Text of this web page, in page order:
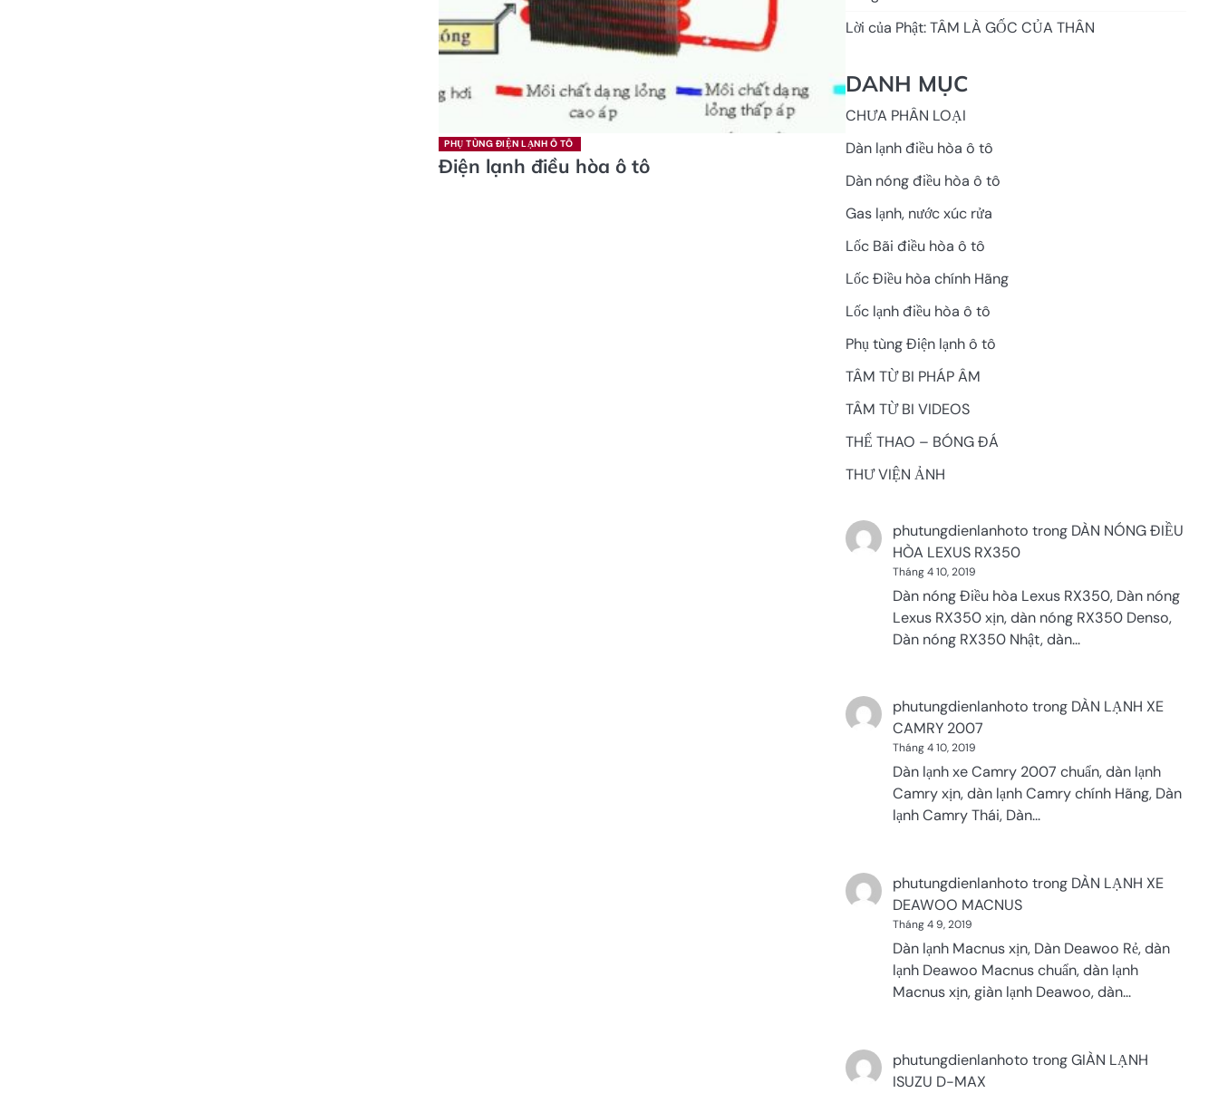
PHỤ TÙNG ĐIỆN LẠNH Ô TÔ
Điện lạnh điều hòa ô tô
Lời của Phật: TÂM LÀ GỐC CỦA THÂN
DANH MỤC
CHƯA PHÂN LOẠI
Dàn lạnh điều hòa ô tô
Dàn nóng điều hòa ô tô
Gas lạnh, nước xúc rửa
Lốc Bãi điều hòa ô tô
Lốc Điều hòa chính Hãng
Lốc lạnh điều hòa ô tô
Phụ tùng Điện lạnh ô tô
TÂM TỪ BI PHÁP ÂM
TÂM TỪ BI VIDEOS
THỂ THAO – BÓNG ĐÁ
THƯ VIỆN ẢNH
phutungdienlanhoto trong DÀN NÓNG ĐIỀU
HÒA LEXUS RX350
Tháng 4 10, 2019
Dàn nóng Điều hòa Lexus RX350, Dàn nóng
Lexus RX350 xịn, dàn nóng RX350 Denso,
Dàn nóng RX350 Nhật, dàn…
phutungdienlanhoto trong DÀN LẠNH XE
CAMRY 2007
Tháng 4 10, 2019
Dàn lạnh xe Camry 2007 chuẩn, dàn lạnh
Camry xịn, dàn lạnh Camry chính Hãng, Dàn
lạnh Camry Thái, Dàn…
phutungdienlanhoto trong DÀN LẠNH XE
DEAWOO MACNUS
Tháng 4 9, 2019
Dàn lạnh Macnus xịn, Dàn Deawoo Rẻ, dàn
lạnh Deawoo Macnus chuẩn, dàn lạnh
Macnus xịn, giàn lạnh Deawoo, dàn…
phutungdienlanhoto trongGIÀN LẠNH
ISUZU D-MAX